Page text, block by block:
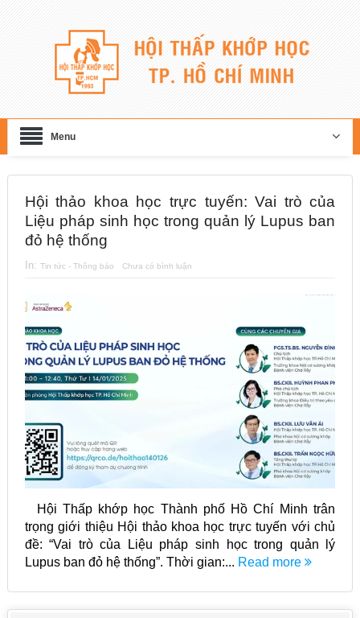
Menu
Hội thảo khoa học trực tuyến: Vai trò của
Liệu pháp sinh học trong quản lý Lupus ban
đỏ hệ thống
In: Tin tức - Thông báo Chưa có bình luận
Hội Thấp khớp học Thành phố Hồ Chí Minh trân
trọng giới thiệu Hội thảo khoa học trực tuyến với chủ
đề: “Vai trò của Liệu pháp sinh học trong quản lý
Lupus ban đỏ hệ thống”. Thời gian:... Read more